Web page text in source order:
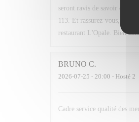
seront ravis de savoir qu'ils
113. Et rassurez-vous,
restaurant L'Opale. Bien
BRUNO C
2026-07-25 - 20:00 - Hosté 2
Cadre service qualité des